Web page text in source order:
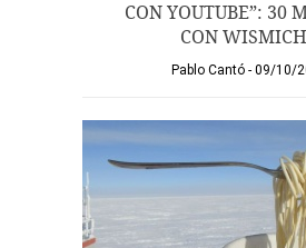
CON YOUTUBE”: 30
CON
Pablo Cantó 09/10/